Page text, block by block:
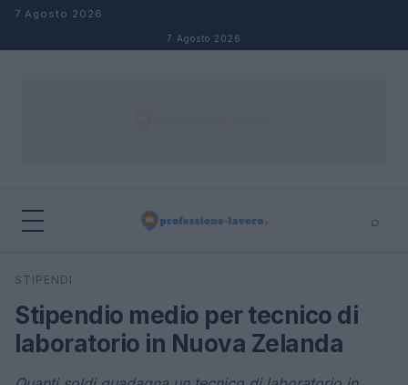
Salta al contenuto
7 Agosto 2026
7 Agosto 2026
⌕
Cerca
STIPENDI
Stipendio medio per tecnico di
laboratorio in Nuova Zelanda